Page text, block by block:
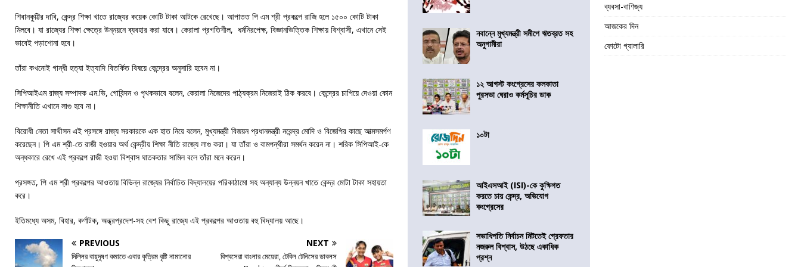
শিবানকুট্টির দাবি, কেন্দ্র শিক্ষা খাতে রাজ্যের কয়েক কোটি টাকা আটকে রেখেছে। আপাতত পি এম শ্রী প্রকল্পে রাজি হলে ১৫০০ কোটি টাকা
মিলবে। যা রাজ্যের শিক্ষা ক্ষেত্রে উন্নয়নে ব্যবহার করা যাবে। কেরালা প্রগতিশীল, ধর্মনিরপেক্ষ, বিজ্ঞানভিত্তিক শিক্ষায় বিশ্বাসী, এখানে সেই
ভাবেই পড়াশোনা হবে।
তাঁরা কখনোই গান্ধী হত্যা ইত্যাদি বিতর্কিত বিষয়ে কেন্দ্রের অনুসারি হবেন না।
সিপিআইএম রাজ্য সম্পাদক এম.ভি, গোবিন্দন ও পৃথকভাবে বলেন, কেরালা নিজেদের পাঠ্যক্রম নিজেরাই ঠিক করবে। কেন্দ্রের চাপিয়ে দেওয়া কোন
শিক্ষানীতি এখানে লাগু হবে না।
বিরোধী নেতা সাথীসন এই প্রসঙ্গে রাজ্য সরকারকে এক হাত নিয়ে বলেন, মুখ্যমন্ত্রী বিজয়ন প্রধানমন্ত্রী নরেন্দ্র মোদি ও বিজেপির কাছে আত্মসমর্পণ
করেছেন। পি এম শ্রী-তে রাজী হওয়ার অর্থ কেন্দ্রীয় শিক্ষা নীতি রাজ্যে লাগু করা। যা তাঁরা ও বামপন্থীরা সমর্থন করেন না। শরিক সিপিআই-কে
অন্ধকারে রেখে এই প্রকল্পে রাজী হওয়া বিশ্বাস ঘাতকতার সামিল বলে তাঁরা মনে করেন।
প্রসঙ্গত, পি এম শ্রী প্রকল্পের আওতায় বিভিন্ন রাজ্যের নির্বাচিত বিদ্যালয়ের পরিকাঠামো সহ অন্যান্য উন্নয়ন খাতে কেন্দ্র মোটা টাকা সহায়তা
করে।
ইতিমধ্যে অসম, বিহার, কর্ণাটক, অন্ধ্রপ্রদেশ-সহ বেশ কিছু রাজ্যে এই প্রকল্পের আওতায় বহু বিদ্যালয় আছে।
PREVIOUS
দিল্লির বায়ুদূষণ কমাতে এবার কৃত্রিম বৃষ্টি নামানোর
NEXT
বিশ্বসেরা বাংলার মেয়েরা, টেবিল টেনিসের ডাবলস
নবান্নে মুখ্যমন্ত্রী সমীপে ঋতব্রত সহ
অনুগামীরা
১২ আগস্ট কংগ্রেসের কলকাতা
পুরসভা ঘেরাও কর্মসূচির ডাক
১০টা
আইএসআই (ISI)-কে কুক্ষিগত
করতে চায় কেন্দ্র, অভিযোগ
কংগ্রেসের
সভাধিপতি নির্বাচন মিটতেই গ্রেফতার
নজরুল বিশ্বাস, উঠছে একাধিক
প্রশ্ন
ব্যবসা-বাণিজ্য
আজকের দিন
ফোটো গ্যালারি